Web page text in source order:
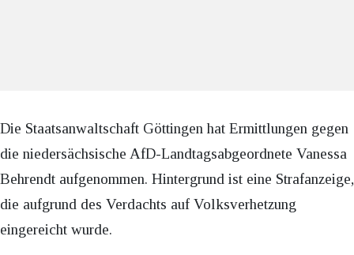
Die Staatsanwaltschaft Göttingen hat Ermittlungen gegen
die niedersächsische AfD-Landtagsabgeordnete Vanessa
Behrendt aufgenommen. Hintergrund ist eine Strafanzeige,
die aufgrund des Verdachts auf Volksverhetzung
eingereicht wurde.